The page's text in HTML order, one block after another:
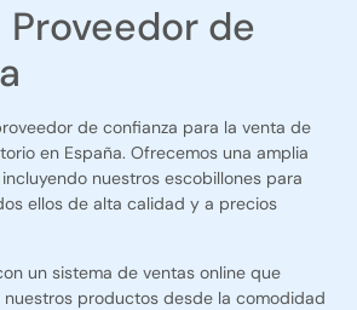
Proveedor de
de confianza para la venta de
en España. Ofrecemos una amplia
nuestros escobillones para
ellos de alta calidad y a precios
un sistema de ventas online que
productos desde la comodidad